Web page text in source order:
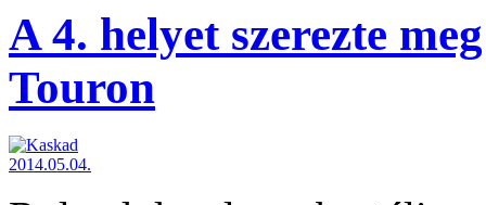
A 4. helyet szerezte
Touron